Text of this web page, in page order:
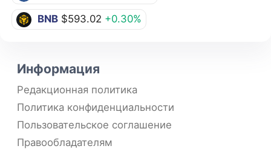
BNB $593.02 +0.30%
Информация
Редакционная политика
Политика конфиденциальности
Пользовательское соглашение
Правообладателям